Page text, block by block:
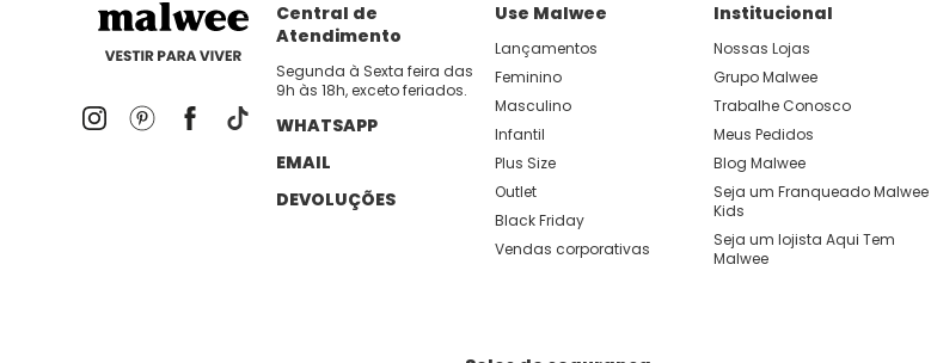
Central de
Atendimento
Segunda à Sexta feira das
9h às 18h, exceto feriados.
WHATSAPP
EMAIL
DEVOLUÇÕES
Use Malwee
Lançamentos
Feminino
Masculino
Infantil
Plus Size
Outlet
Black Friday
Vendas corporativas
Institucional
Nossas Lojas
Grupo Malwee
Trabalhe Conosco
Meus Pedidos
Blog Malwee
Seja um Franqueado Malwee
Kids
Seja um lojista Aqui Tem
Malwee